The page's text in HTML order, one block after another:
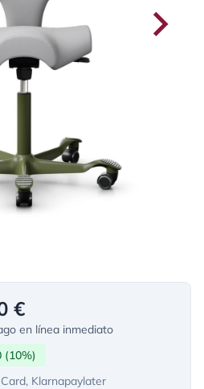
€
en línea inmediato
(10%)
Klarnapaylater